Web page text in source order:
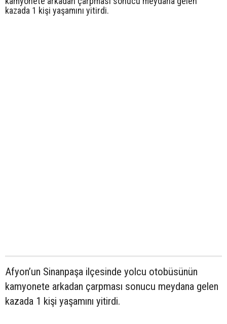
kazada 1 kişi yaşamını yitirdi.
Afyon’un Sinanpaşa ilçesinde yolcu otobüsünün
kamyonete arkadan çarpması sonucu meydana gelen
kazada 1 kişi yaşamını yitirdi.